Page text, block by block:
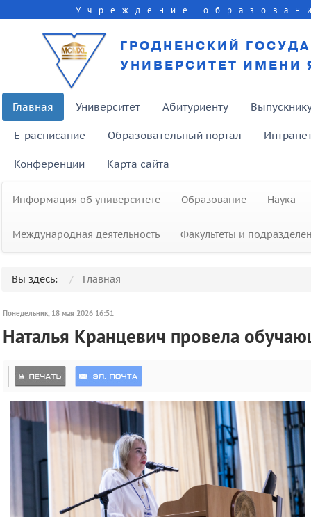
Учреждение
ГРОДНЕНСКИЙ
УНИВЕРСИТЕТ ИМЕНИ
Главная Университет Абитуриенту
E-расписание Образовательный портал
Конференции Карта сайта
Информация об университете Образование Наука
Международная деятельность Факультеты и
Вы здесь: Главная
Понедельник, 18 мая 2026 16:51
Наталья Кранцевич провела